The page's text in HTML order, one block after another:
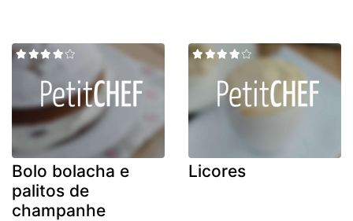
Bolo bolacha e
palitos de
champanhe
Licores